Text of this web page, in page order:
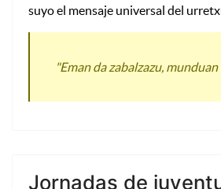
suyo el mensaje universal del
"Eman da zabalzazu,
Jornadas de